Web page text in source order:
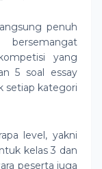
penuh
yang
5 soal essay
setiap kategori
level, yakni
kelas 3 dan
peserta juga